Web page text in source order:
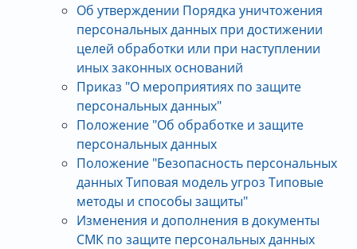
Об утверждении Порядка уничтожения
персональных данных при достижении
целей обработки или при наступлении
иных законных оснований
Приказ "О мероприятиях по защите
персональных данных"
Положение "Об обработке и защите
персональных данных
Положение "Безопасность персональных
данных Типовая модель угроз Типовые
методы и способы защиты"
Изменения и дополнения в документы
СМК по защите персональных данных